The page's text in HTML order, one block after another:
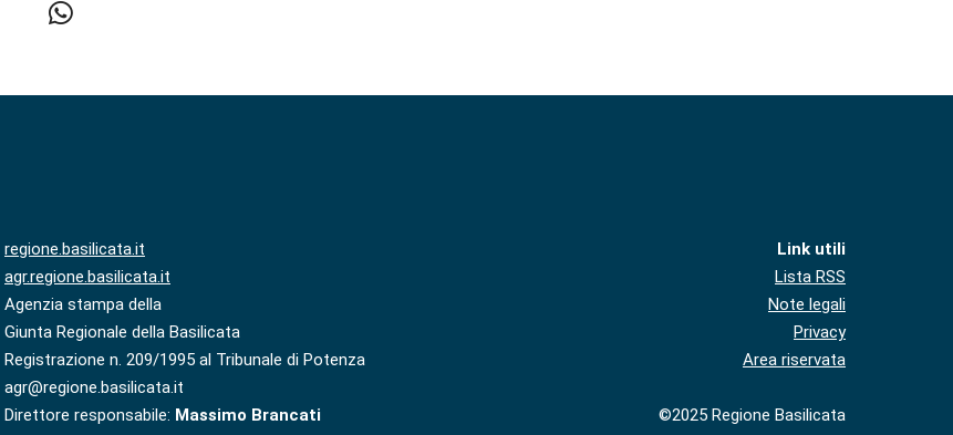
regione.basilicata.it
agr.regione.basilicata.it
Agenzia stampa della
Giunta Regionale della Basilicata
Registrazione n. 209/1995 al Tribunale di Potenza
agr@regione.basilicata.it
Direttore responsabile: Massimo Brancati
Link utili
Lista RSS
Note legali
Privacy
Area riservata
©2025 Regione Basilicata